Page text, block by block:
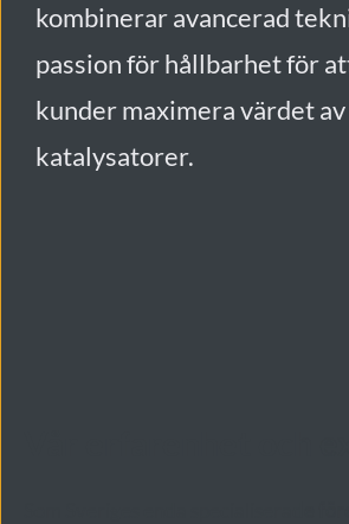
kombinerar avancerad
passion för hållbarhet för
kunder maximera värdet av
katalysatorer.